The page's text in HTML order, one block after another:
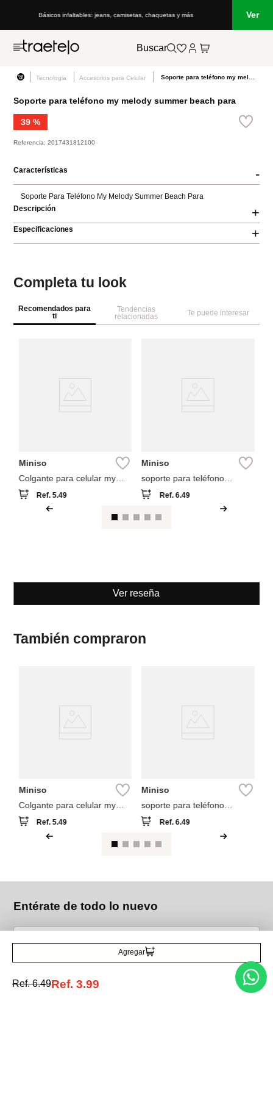
Básicos infaltables: jeans, camisetas, chaquetas y más Ver
Buscar
Tecnologia Accesorios para Celular
Soporte para teléfono my melody summer beach para
39 %
Referencia:2017431812100
Características -
Soporte Para Teléfono My Melody Summer Beach Para
Descripción
+
Especificaciones +
Agregar
Ref.6.49Ref. 3.99
Completa tu look
Recomendados para
ti
Tendencias
relacionadas
Te puede interesar
Miniso
Colgante para celular my
melody
Ref.5.49
Miniso
soporte para teléfono
colección minecraft
Ref.6.49
Ver reseña
También compraron
Miniso
Colgante para celular my
melody
Ref.5.49
Miniso
soporte para teléfono
colección minecraft
Ref.6.49
Entérate de todo lo nuevo
Acepto la política de tratamiento de datos personales Suscribirse